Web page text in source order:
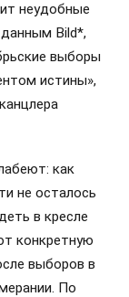
неудобные
Bild*,
выборы
истины»,
как
не осталось
в кресле
конкретную
выборов в
По